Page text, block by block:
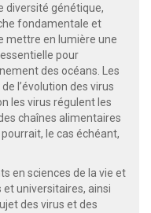
diversité génétique,
fondamentale et
mettre en lumière une
pour
des océans. Les
l’évolution des virus
les virus régulent les
chaînes alimentaires
le cas échéant,
en sciences de la vie et
et universitaires, ainsi
des virus et des